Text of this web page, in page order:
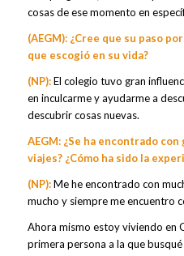
cosas de ese momento en
(AEGM): ¿Cree que su paso
que escogió en su vida?
(NP):El colegio tuvo gran
en inculcarme y ayudarme a
descubrir cosas nuevas.
AEGM: ¿Se ha encontrado
viajes? ¿Cómo ha sido la
(NP):Me he encontrado con
mucho y siempre me encuentro
Ahora mismo estoy viviendo en
primera persona a la que